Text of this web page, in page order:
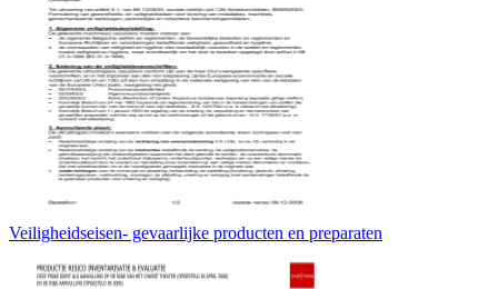
Veiligheidseisen- gevaarlijke producten en preparaten